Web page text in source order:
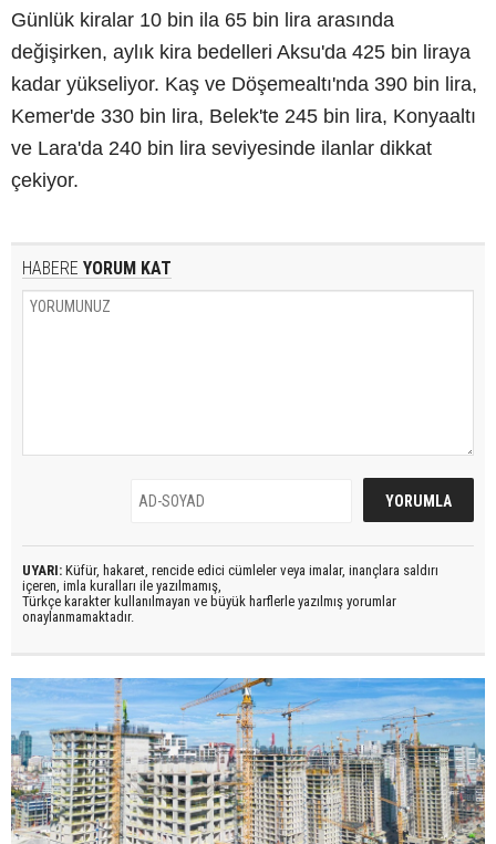
Günlük kiralar 10 bin ila 65 bin lira arasında
değişirken, aylık kira bedelleri Aksu'da 425 bin liraya
kadar yükseliyor. Kaş ve Döşemealtı'nda 390 bin lira,
Kemer'de 330 bin lira, Belek'te 245 bin lira, Konyaaltı
ve Lara'da 240 bin lira seviyesinde ilanlar dikkat
çekiyor.
HABERE YORUM KAT
UYARI: Küfür, hakaret, rencide edici cümleler veya imalar, inançlara saldırı
içeren, imla kuralları ile yazılmamış,
Türkçe karakter kullanılmayan ve büyük harflerle yazılmış yorumlar
onaylanmamaktadır.